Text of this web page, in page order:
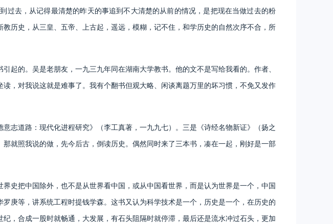
去，从记得最清楚的昨天的事追到不大清楚的从前的情况，是把现在当做过去的粉
历史，从三皇、五帝、上古起，遥远，模糊，记不住，和学历史的自然次序不合，所
的。吴是老朋友，一九三九年同在湖南大学教书。他的文不是写给我看的。作者、
，对我说这就是难事了。我有个翻书但观大略、闲谈离题万里的坏习惯，不免又发作
道路：现代化进程研究》（李工真著，一九九七）。三是《诗经名物新证》（扬之
就照我说的做，先今后古，倒读历史。偶然同时来了三本书，凑在一起，刚好是一部
把中国除外，也不是从世界看中国，或从中国看世界，而是认为世界是一个，中国
庚等，讲系统工程时提钱学森。这书又认为科学技术是一个，历史是一个，在历史的
，合成一股时就畅通，大发展，有石头阻隔时就停滞，最后还是流水冲过石头，更加